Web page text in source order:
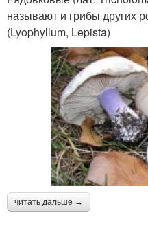
называют и грибы других
(Lyophyllum, Lepista)
читать дальше →